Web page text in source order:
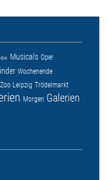
Musicals Oper
Wochenende
Zoo Leipzig Trödelmarkt
Morgen Galerien